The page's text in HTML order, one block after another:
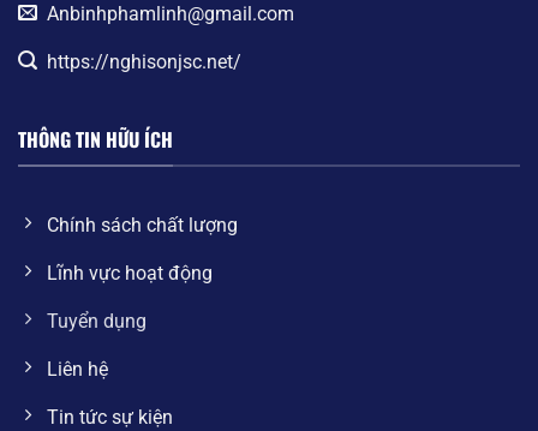
Anbinhphamlinh@gmail.com
https://nghisonjsc.net/
THÔNG TIN HỮU ÍCH
Chính sách chất lượng
Lĩnh vực hoạt động
Tuyển dụng
Liên hệ
Tin tức sự kiện